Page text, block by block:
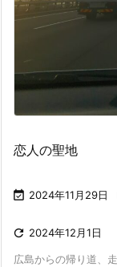
恋人の聖地
 2024年11月29日
 2024年12月1日
広島からの帰り道、